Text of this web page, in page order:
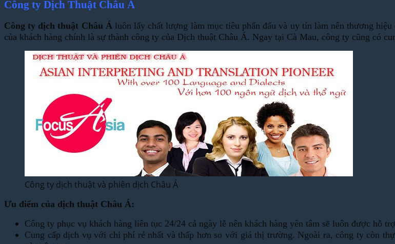
Công ty Dịch Thuật Châu Á
Công ty dịch thuật Châu Áluôn lấy chất lượng làm mục tiêu phấn đấu và uy tín làm nên thương
của khách hàng chính là sự thành công ty của Dịch thuật Châu Á. Ngay tại Cà Mau, công ty cũng có
Công ty dịch thuật và phiên dịch Châu Á
Ưu điểm của dịch thuật Châu Á:
Công ty phục vụ khách hàng liên tục 24/24 cả ngày lễ nên khách hàng yên tâm sẽ luôn được hỗ
Cung cấp dịch vụ với chi phí rẻ nhất và thấp hơn so với giá thị trường. Ngoài ra, công ty còn